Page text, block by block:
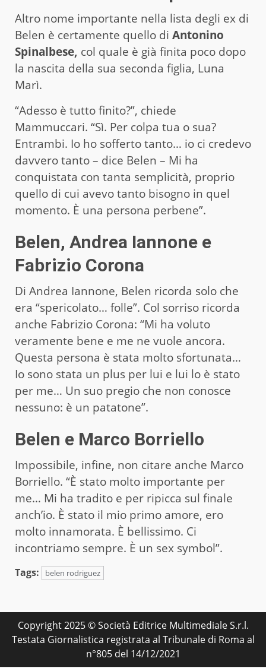
Altro nome importante nella lista degli ex di
Belen è certamente quello di Antonino
Spinalbese, col quale è già finita poco dopo
la nascita della sua seconda figlia, Luna
Marì.
“Adesso è tutto finito?”, chiede
Mammuccari. “Sì. Per colpa tua o sua?
Entrambi. Io ho sofferto tanto… io ci credevo
davvero tanto – dice Belen – Mi ha
conquistata con tanta semplicità, proprio
quello di cui avevo tanto bisogno in quel
momento. È una persona perbene”.
Belen, Andrea Iannone e
Fabrizio Corona
Di Andrea Iannone, Belen ricorda solo che
era “spericolato… folle”. Col sorriso ricorda
anche Fabrizio Corona: “Mi ha voluto
veramente bene e me ne vuole ancora.
Questa persona è stata molto sfortunata…
Io sono stata un plus per lui e lui lo è stato
per me… Un suo pregio che non conosce
nessuno: è un patatone”.
Belen e Marco Borriello
Impossibile, infine, non citare anche Marco
Borriello. “È stato molto importante per
me… Mi ha tradito e per ripicca sul finale
anch’io. È stato il mio primo amore, ero
molto innamorata. È bellissimo. Ci
incontriamo sempre. È un sex symbol”.
Tags: belen rodriguez
Copyright 2025 © Società Editrice Multimediale S.r.l.
Testata Giornalistica registrata al Tribunale di Roma al
n°805 del 14/12/2021